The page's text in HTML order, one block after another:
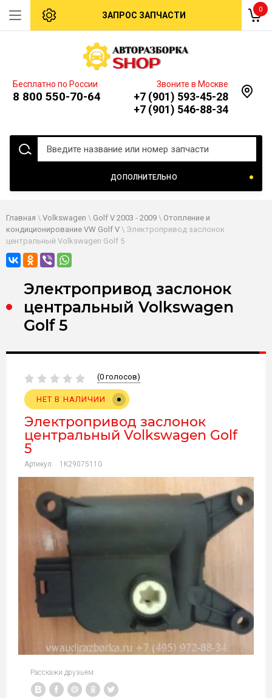
0
ЗАПРОС ЗАПЧАСТИ
Бесплатно по России
8 800 550-70-64
Звоните в Москве
+7 (901) 593-45-28
+7 (901) 546-88-34
ДОПОЛНИТЕЛЬНО
Главная \ Volkswagen \ Golf V 2003 - 2009 \ Отопление и
кондиционирование VW Golf V \ Электропривод заслонок
центральный Volkswagen Golf 5
Электропривод заслонок
центральный Volkswagen
Golf 5
(0 голосов)
НЕТ В НАЛИЧИИ
Электропривод заслонок
центральный Volkswagen Golf
5
Артикул: 1K2907511G
Расскажи друзьям: